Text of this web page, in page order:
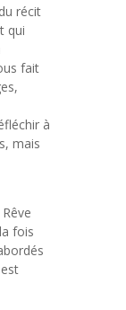
récit
qui
fait
à
mais
fois